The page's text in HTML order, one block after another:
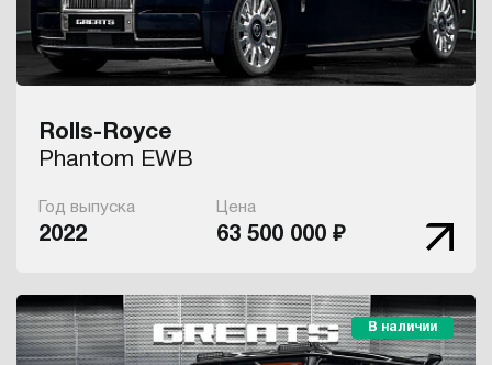
Rolls-Royce
Phantom EWB
Год выпуска
2022
Цена
63 500 000 ₽
В наличии